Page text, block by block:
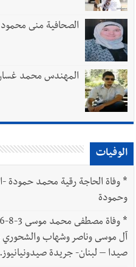
الصحافية منى محمود
المهندس محمد
الوفيات
*
وحمودة
*
آل موسى وناصر وشهاب والشحوري
صيدا – لبنان- جريدة